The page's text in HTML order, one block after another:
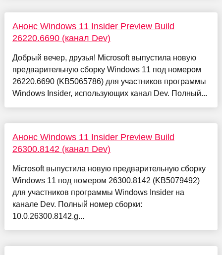
Анонс Windows 11 Insider Preview Build
26220.6690 (канал Dev)
Добрый вечер, друзья! Microsoft выпустила новую
предварительную сборку Windows 11 под номером
26220.6690 (KB5065786) для участников программы
Windows Insider, использующих канал Dev. Полный...
Анонс Windows 11 Insider Preview Build
26300.8142 (канал Dev)
Microsoft выпустила новую предварительную сборку
Windows 11 под номером 26300.8142 (KB5079492)
для участников программы Windows Insider на
канале Dev. Полный номер сборки:
10.0.26300.8142.g...